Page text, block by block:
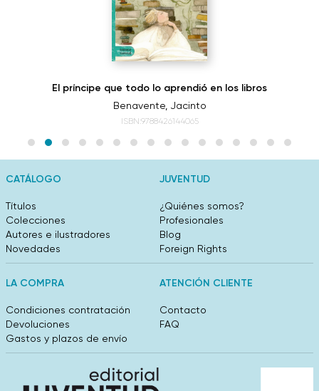
El príncipe que todo lo aprendió en los libros
Benavente, Jacinto
ISBN:9788426144065
CATÁLOGO
Títulos
Colecciones
Autores e ilustradores
Novedades
JUVENTUD
¿Quiénes somos?
Profesionales
Blog
Foreign Rights
LA COMPRA
Condiciones contratación
Devoluciones
Gastos y plazos de envío
ATENCIÓN CLIENTE
Contacto
FAQ